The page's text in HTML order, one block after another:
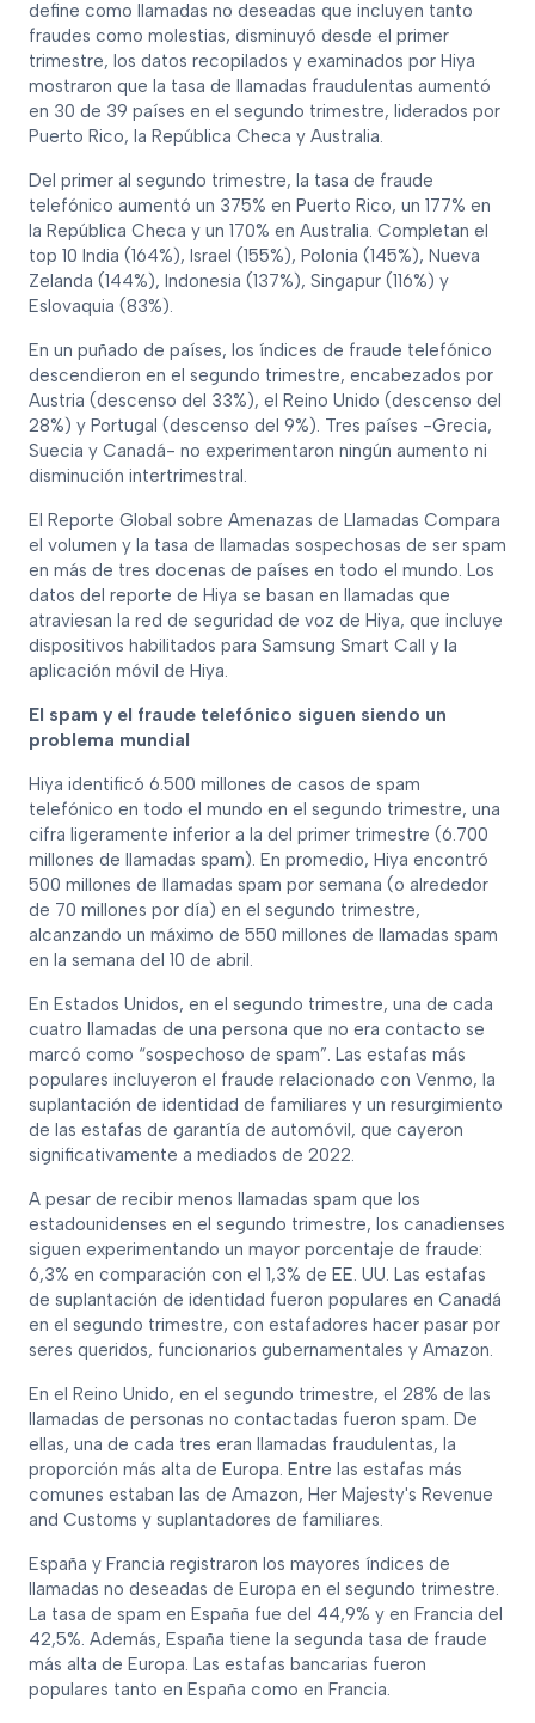
define como llamadas no deseadas que incluyen tanto
fraudes como molestias, disminuyó desde el primer
trimestre, los datos recopilados y examinados por Hiya
mostraron que la tasa de llamadas fraudulentas aumentó
en 30 de 39 países en el segundo trimestre, liderados por
Puerto Rico, la República Checa y Australia.
Del primer al segundo trimestre, la tasa de fraude
telefónico aumentó un 375% en Puerto Rico, un 177% en
la República Checa y un 170% en Australia. Completan el
top 10 India (164%), Israel (155%), Polonia (145%), Nueva
Zelanda (144%), Indonesia (137%), Singapur (116%) y
Eslovaquia (83%).
En un puñado de países, los índices de fraude telefónico
descendieron en el segundo trimestre, encabezados por
Austria (descenso del 33%), el Reino Unido (descenso del
28%) y Portugal (descenso del 9%). Tres países -Grecia,
Suecia y Canadá- no experimentaron ningún aumento ni
disminución intertrimestral.
El Reporte Global sobre Amenazas de Llamadas Compara
el volumen y la tasa de llamadas sospechosas de ser spam
en más de tres docenas de países en todo el mundo. Los
datos del reporte de Hiya se basan en llamadas que
atraviesan la red de seguridad de voz de Hiya, que incluye
dispositivos habilitados para Samsung Smart Call y la
aplicación móvil de Hiya.
El spam y el fraude telefónico siguen siendo un
problema mundial
Hiya identificó 6.500 millones de casos de spam
telefónico en todo el mundo en el segundo trimestre, una
cifra ligeramente inferior a la del primer trimestre (6.700
millones de llamadas spam). En promedio, Hiya encontró
500 millones de llamadas spam por semana (o alrededor
de 70 millones por día) en el segundo trimestre,
alcanzando un máximo de 550 millones de llamadas spam
en la semana del 10 de abril.
En Estados Unidos, en el segundo trimestre, una de cada
cuatro llamadas de una persona que no era contacto se
marcó como “sospechoso de spam”. Las estafas más
populares incluyeron el fraude relacionado con Venmo, la
suplantación de identidad de familiares y un resurgimiento
de las estafas de garantía de automóvil, que cayeron
significativamente a mediados de 2022.
A pesar de recibir menos llamadas spam que los
estadounidenses en el segundo trimestre, los canadienses
siguen experimentando un mayor porcentaje de fraude:
6,3% en comparación con el 1,3% de EE. UU. Las estafas
de suplantación de identidad fueron populares en Canadá
en el segundo trimestre, con estafadores hacer pasar por
seres queridos, funcionarios gubernamentales y Amazon.
En el Reino Unido, en el segundo trimestre, el 28% de las
llamadas de personas no contactadas fueron spam. De
ellas, una de cada tres eran llamadas fraudulentas, la
proporción más alta de Europa. Entre las estafas más
comunes estaban las de Amazon, Her Majesty's Revenue
and Customs y suplantadores de familiares.
España y Francia registraron los mayores índices de
llamadas no deseadas de Europa en el segundo trimestre.
La tasa de spam en España fue del 44,9% y en Francia del
42,5%. Además, España tiene la segunda tasa de fraude
más alta de Europa. Las estafas bancarias fueron
populares tanto en España como en Francia.